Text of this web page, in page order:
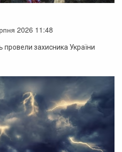
2026 11:48
захисника України